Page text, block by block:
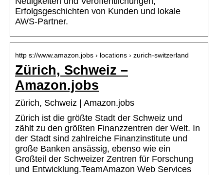
Erfolgsgeschichten von Kunden und lokale
AWS-Partner.
http s://www.amazon.jobs › locations › zurich-switzerland
Zürich, Schweiz –
Amazon.jobs
Zürich, Schweiz | Amazon.jobs
Zürich ist die größte Stadt der Schweiz und
zählt zu den größten Finanzzentren der Welt. In
der Stadt sind zahlreiche Finanzinstitute und
große Banken ansässig, ebenso wie ein
Großteil der Schweizer Zentren für Forschung
und Entwicklung.TeamAmazon Web Services